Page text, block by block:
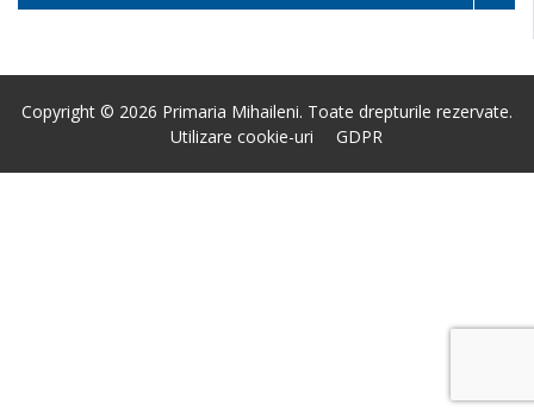
Copyright © 2026 Primaria Mihaileni. Toate drepturile rezervate.
Utilizare cookie-uri
GDPR